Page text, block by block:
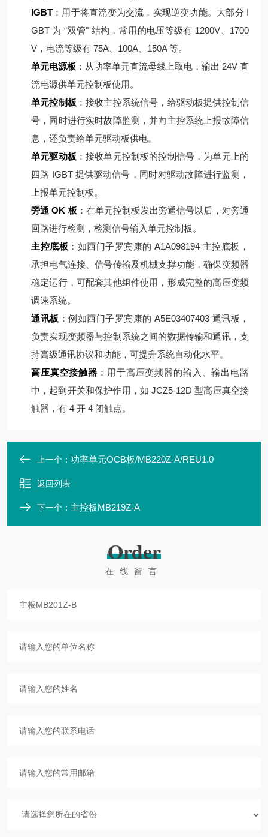
IGBT ：用于将直流变为交流，实现逆变功能。大部分 I
GBT 为 “双管" 结构，常用的电压等级有 1200V、1700
V，电流等级有 75A、100A、150A 等。
单元电源板 ：从功率单元直流母线上取电，输出 24V 直
流电源供单元控制板使用。
单元控制板 ：接收主控系统信号，给驱动板提供控制信
号，同时进行实时故障监测，并向主控系统上报故障信
息，还负责给单元驱动板供电。
单元驱动板 ：接收单元控制板的控制信号，为单元上的
四路 IGBT 提供驱动信号，同时对驱动故障进行监测，
上报单元控制板。
旁通 OK 板 ：在单元控制板发出旁通信号以后，对旁通
回路进行检测，检测信号输入单元控制板。
主控底板 ：如西门子罗宾康的 A1A098194 主控底板，
承担电气连接、信号传输及机械支撑功能，确保变频器
稳定运行，可配套其他组件使用，形成完整的高压变频
调速系统。
通讯板 ：例如西门子罗宾康的 A5E03407403 通讯板，
负责实现变频器与控制系统之间的数据传输和通讯，支
持高级通讯协议和功能，可提升系统自动化水平。
高压真空接触器 ：用于高压变频器的输入、输出电路
中，起到开关和保护作用，如 JCZ5-12D 型高压真空接
触器，有 4 开 4 闭触点。
上一个： 功率单元OCB板/MB220Z-A/REU1.0
返回列表
下一个： 主控板MB219Z-A
Order
在线留言